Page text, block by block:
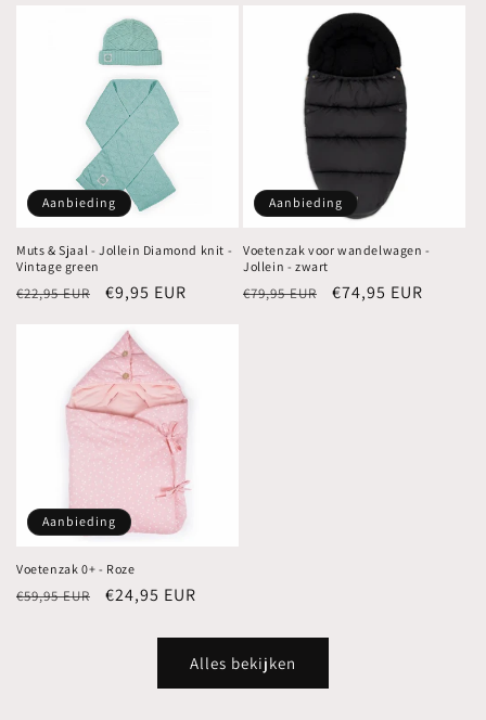
Aanbieding
Muts & Sjaal - Jollein Diamond knit -
Vintage green
Normale
€22,95 EUR Aanbiedingsprijs
€9,95 EUR
Aanbieding
Voetenzak voor wandelwagen -
Jollein - zwart
Normale
€79,95 EUR Aanbiedingsprijs
€74,95 EUR
Aanbieding
Voetenzak 0+ - Roze
Normale
€59,95 EUR Aanbiedingsprijs
€24,95 EUR
Alles bekijken